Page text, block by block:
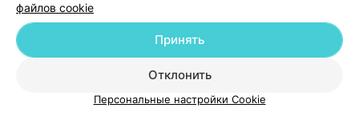
© 2026 ООО «Артокс Лаб», УНП 191700409
| 220012, Республика Беларусь,
Служба поддержки +375 291212755
файлов cookie
Отклонить
Принять
Персональные настройки Cookie